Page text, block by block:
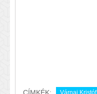
Várnai Kristóf